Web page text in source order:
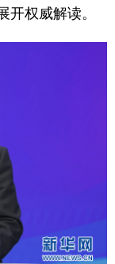
西藏
权威解读。